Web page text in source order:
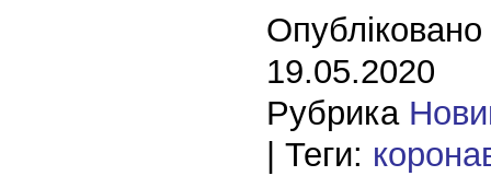
19.05.2020
Рубрика
| Теги: